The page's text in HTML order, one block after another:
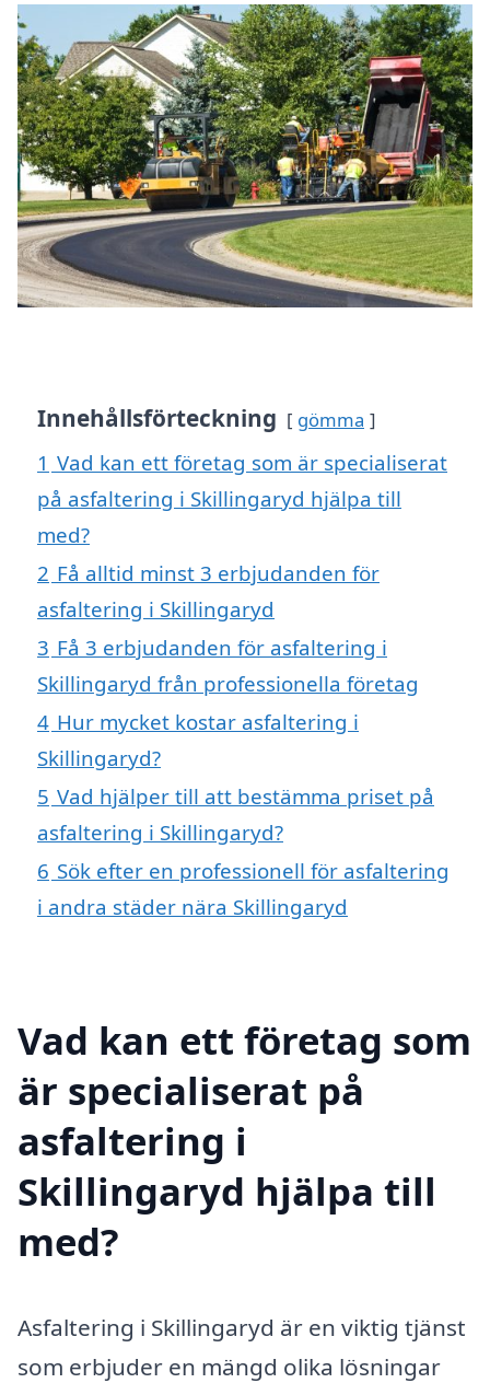
Innehållsförteckning gömma
1 Vad kan ett företag som är specialiserat
på asfaltering i Skillingaryd hjälpa till
med?
2 Få alltid minst 3 erbjudanden för
asfaltering i Skillingaryd
3 Få 3 erbjudanden för asfaltering i
Skillingaryd från professionella företag
4 Hur mycket kostar asfaltering i
Skillingaryd?
5 Vad hjälper till att bestämma priset på
asfaltering i Skillingaryd?
6 Sök efter en professionell för asfaltering
i andra städer nära Skillingaryd
Vad kan ett företag som
är specialiserat på
asfaltering i
Skillingaryd hjälpa till
med?
Asfaltering i Skillingaryd är en viktig tjänst
som erbjuder en mängd olika lösningar